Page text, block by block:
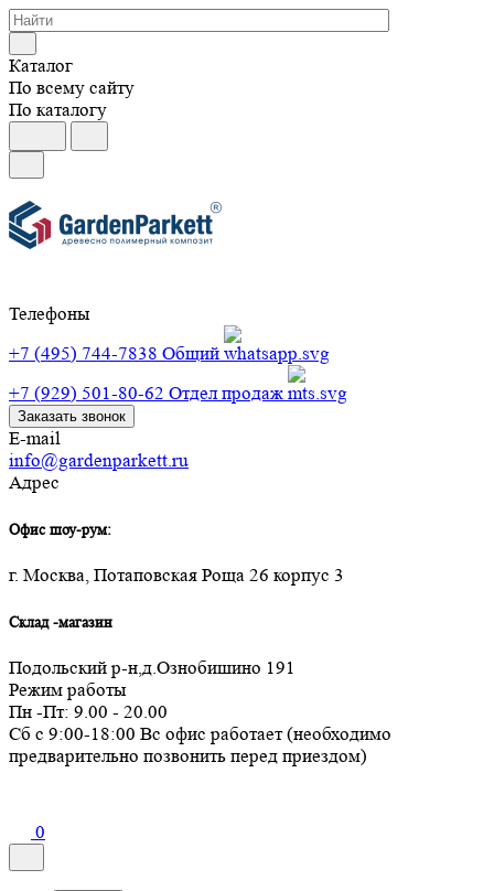
Каталог
По всему сайту
По каталогу
Телефоны
+7 (495) 744-7838 Общий
+7 (929) 501-80-62 Отдел продаж
Заказать звонок
E-mail
info@gardenparkett.ru
Адрес
Офис шоу-рум:
г. Москва, Потаповская Роща 26 корпус 3
Склад -магазин
Подольский р-н,д.Ознобишино 191
Режим работы
Пн -Пт: 9.00 - 20.00
Сб с 9:00-18:00 Вс офис работает (необходимо
предварительно позвонить перед приездом)
0